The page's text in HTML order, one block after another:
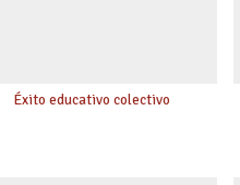
Éxito educativo colectivo